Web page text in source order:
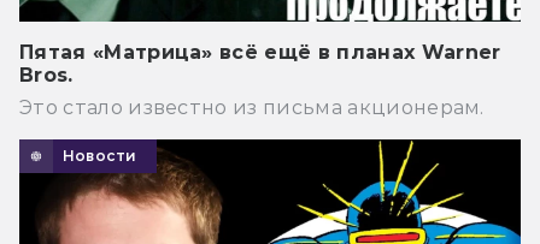
Пятая «Матрица» всё ещё в планах Warner
Bros.
Это стало известно из письма акционерам.
Новости